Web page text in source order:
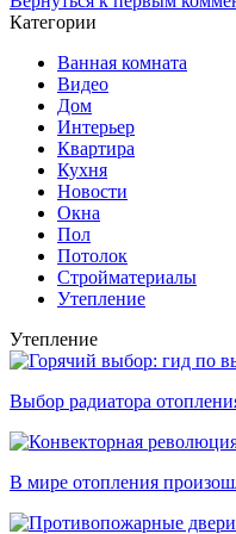
Категории
Ванная комната
Видео
Дом
Интерьер
Квартира
Кухня
Новости
Окна
Пол
Потолок
Стройматериалы
Утепление
Утепление
Выбор радиатора
В мире отопления